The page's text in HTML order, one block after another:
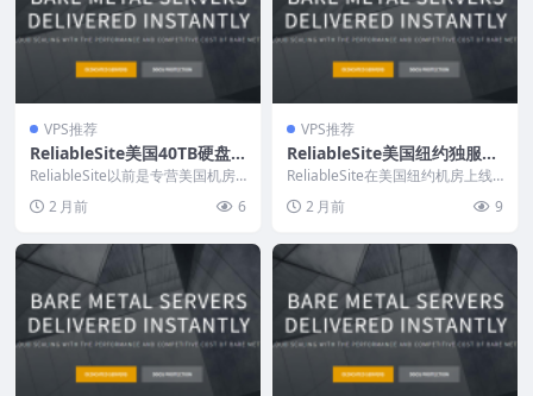
VPS推荐
ReliableSite美国40TB硬盘
独服99美元/月，洛杉矶/纽
约/迈阿密机房，荷兰AMD独
服预购，支持Paypal
ReliableSite以前是专营美国机房
约、迈阿密...
2 月前 6
VPS推荐
ReliableSite美国纽约独服：
39美元/月起，另有洛杉矶/迈
阿密/荷兰AMD Ryzen独服，
支持Paypal
ReliableSite在美国纽约机房上线
起，R...
2 月前 9